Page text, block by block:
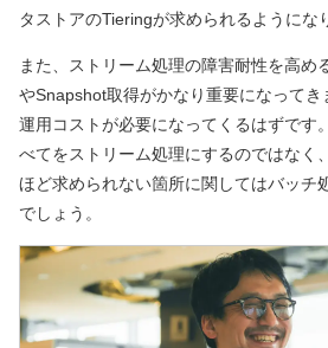
タストアのTieringが求められるようにな
また、ストリーム処理の障害耐性を高め
やSnapshot取得がかなり重要になって
運用コストが必要になってくるはずです
べてをストリーム処理にするのではなく
ほど求められない箇所に関してはバッチ
でしょう。